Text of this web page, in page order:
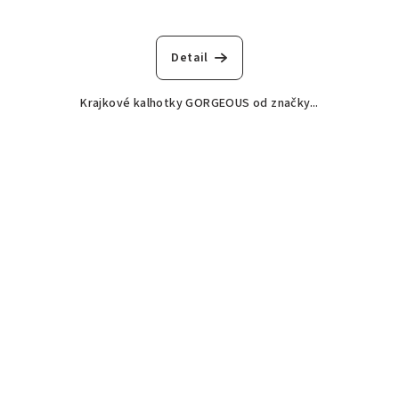
Detail
Krajkové kalhotky GORGEOUS od značky...